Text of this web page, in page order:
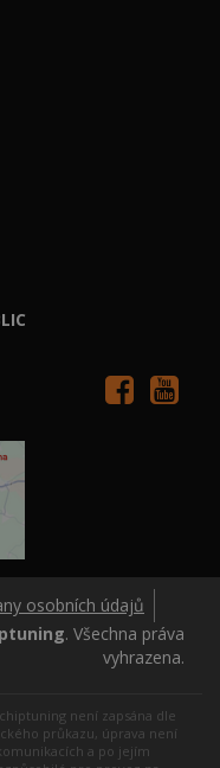
osobních údajů
. Všechna práva
vyhrazena.
není zapsána dle
průkazu, úprava není
a po jejím